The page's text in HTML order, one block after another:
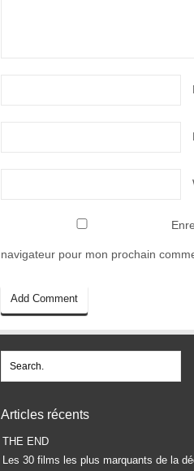
navigateur pour mon prochain
Articles récents
THE END
Les 30 films les plus marquants de la